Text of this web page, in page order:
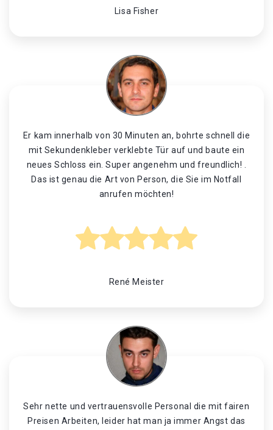
Lisa Fisher
Er kam innerhalb von 30 Minuten an, bohrte schnell die
mit Sekundenkleber verklebte Tür auf und baute ein
neues Schloss ein. Super angenehm und freundlich! .
Das ist genau die Art von Person, die Sie im Notfall
anrufen möchten!
René Meister
Sehr nette und vertrauensvolle Personal die mit fairen
Preisen Arbeiten, leider hat man ja immer Angst das